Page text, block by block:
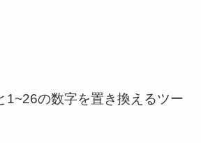
1~26の数字を置き換えるツー